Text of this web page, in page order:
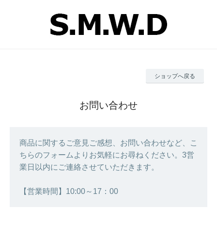
ショップへ戻る
お問い合わせ
商品に関するご意見ご感想、お問い合わせなど、こ
ちらのフォームよりお気軽にお尋ねください。3営
業日以内にご連絡させていただきます。
【営業時間】10:00～17：00